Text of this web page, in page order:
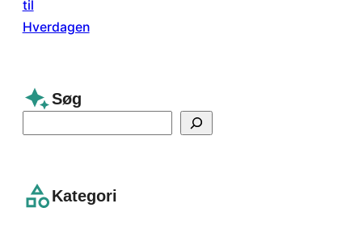
Søg
c
Kategori